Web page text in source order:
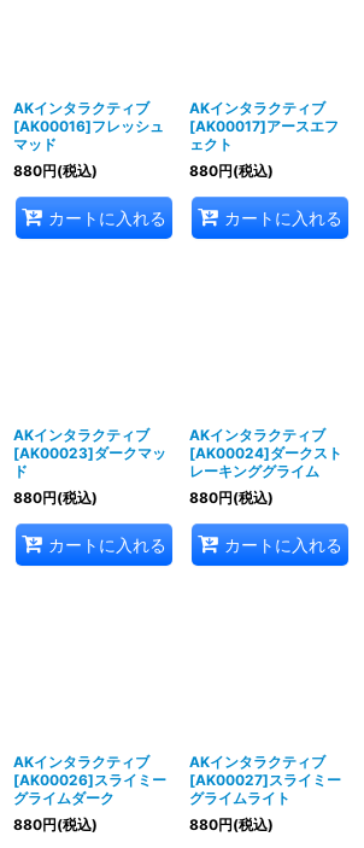
AKインタラクティブ
[AK00016]フレッシュ
マッド
880円(税込)
カートに入れる
AKインタラクティブ
[AK00017]アースエフ
ェクト
880円(税込)
カートに入れる
AKインタラクティブ
[AK00023]ダークマッ
ド
880円(税込)
カートに入れる
AKインタラクティブ
[AK00024]ダークスト
レーキンググライム
880円(税込)
カートに入れる
AKインタラクティブ
[AK00026]スライミー
グライムダーク
880円(税込)
AKインタラクティブ
[AK00027]スライミー
グライムライト
880円(税込)